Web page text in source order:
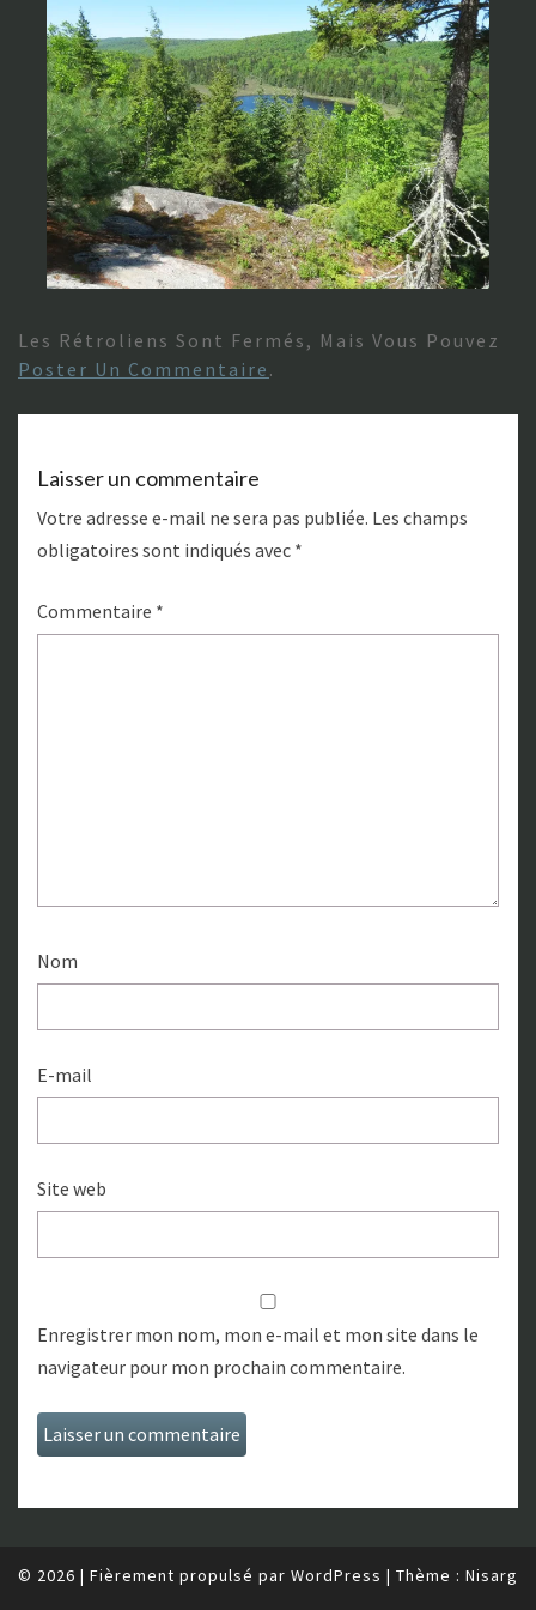
Les Rétroliens Sont Fermés, Mais Vous Pouvez
Poster Un Commentaire .
Laisser un commentaire
Votre adresse e-mail ne sera pas publiée. Les champs
obligatoires sont indiqués avec *
Commentaire *
Nom
E-mail
Site web
Enregistrer mon nom, mon e-mail et mon site dans le
navigateur pour mon prochain commentaire.
© 2026 | Fièrement propulsé par WordPress | Thème : Nisarg